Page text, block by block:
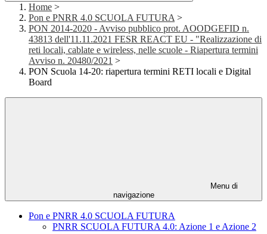
Home >
Pon e PNRR 4.0 SCUOLA FUTURA >
PON 2014-2020 - Avviso pubblico prot. AOODGEFID n.
43813 dell'11.11.2021 FESR REACT EU - "Realizzazione di
reti locali, cablate e wireless, nelle scuole - Riapertura termini
Avviso n. 20480/2021 >
PON Scuola 14-20: riapertura termini RETI locali e Digital
Board
Menu di
navigazione
Pon e PNRR 4.0 SCUOLA FUTURA
PNRR SCUOLA FUTURA 4.0: Azione 1 e Azione 2